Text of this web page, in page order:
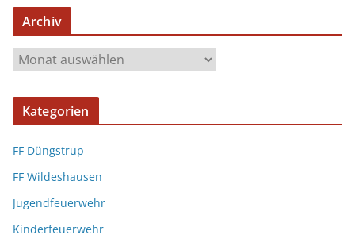
Archiv
Kategorien
FF Düngstrup
FF Wildeshausen
Jugendfeuerwehr
Kinderfeuerwehr